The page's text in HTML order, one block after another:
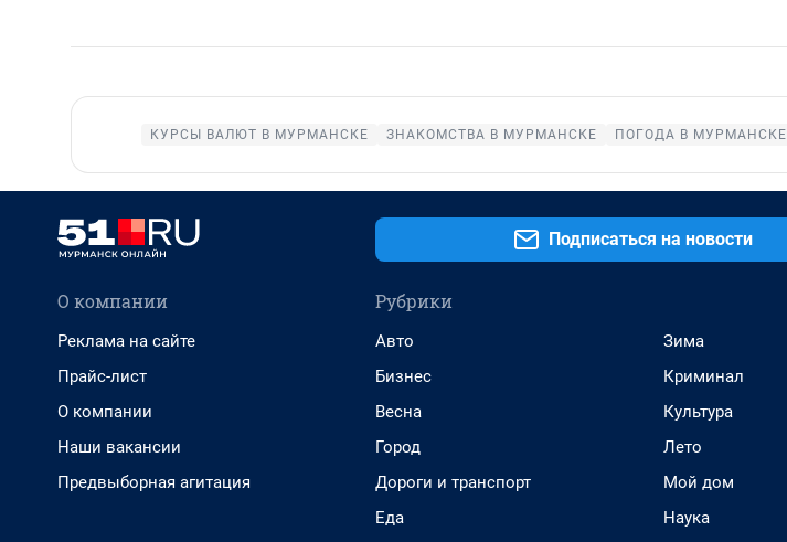
КУРСЫ ВАЛЮТ В МУРМАНСКЕ ЗНАКОМСТВА В МУРМАНСКЕ ПОГОДА В МУРМАНСКЕ
Подписаться на новости
О компании
Реклама на сайте
Прайс-лист
О компании
Наши вакансии
Предвыборная агитация
Рубрики
Авто
Бизнес
Весна
Город
Дороги и транспорт
Еда
Зима
Криминал
Культура
Лето
Мой дом
Наука